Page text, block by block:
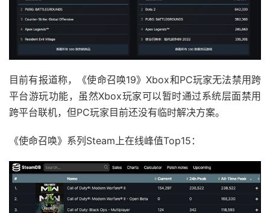
目前有报道称，《使命召唤19》Xbox和PC玩家无法禁用跨
平台游玩功能，虽然Xbox玩家可以暂时通过系统层面禁用
跨平台联机，但PC玩家目前还没有临时解决方案。
《使命召唤》系列Steam上在线峰值Top15：